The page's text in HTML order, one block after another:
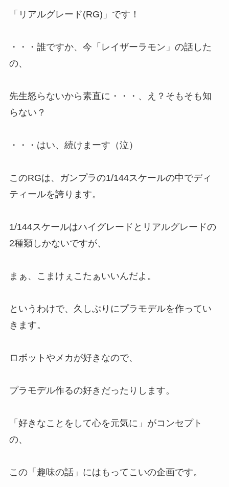
「 リアルグレード(RG) 」です！
・・・誰ですか、今「 レイザーラモン 」の話した
の、
先生怒らないから素直に・・・、え？そもそも知
らない？
・・・はい、続けまーす（泣）
このRGは、ガンプラの1/144スケールの中でディ
ティールを誇ります。
1/144スケールはハイグレードとリアルグレードの
2種類しかないですが、
まぁ、 こまけぇこたぁいいんだよ。
というわけで、久しぶりにプラモデルを作ってい
きます。
ロボットやメカが好きなので、
プラモデル作るの好きだったりします。
「 好きなことをして心を元気に 」がコンセプト
の、
この「趣味の話」にはもってこいの企画です。